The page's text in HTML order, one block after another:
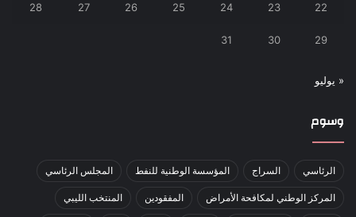
22
23
24
25
26
27
28
29
30
31
« يوليو
وسوم
الرئاسي السراج المؤسسة الوطنية للنفط المجلس الرئاسي
المركز الوطني لمكافحة الأمراض المفقودين المنتخب الليبي